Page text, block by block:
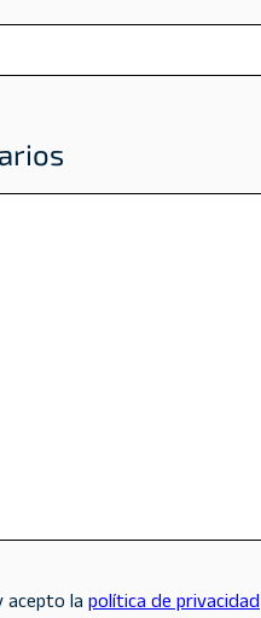
acepto la política de privacidad